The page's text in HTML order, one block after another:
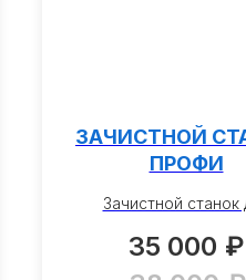
ЗАЧИСТНОЙ
ПРОФИ
Зачистной станок
оборудование,
35 000 ₽